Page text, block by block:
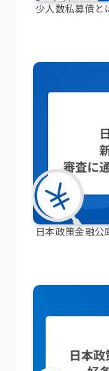
少人数私募債と
日本政策金融公